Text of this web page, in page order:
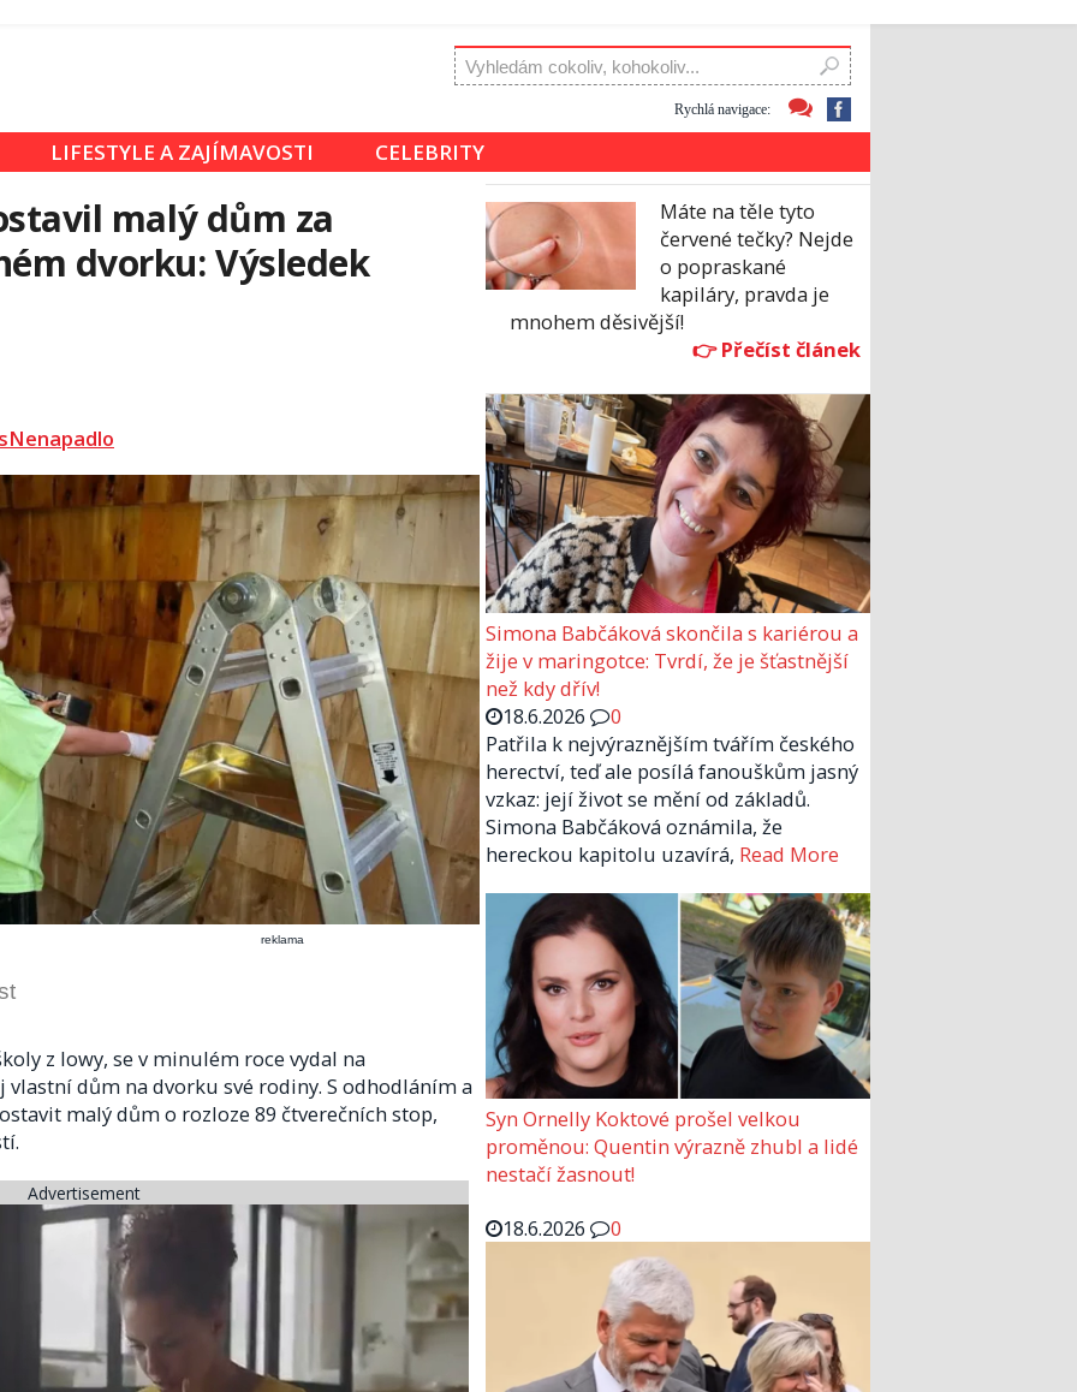
Rychlá navigace:
LIFESTYLE A ZAJÍMAVOSTI CELEBRITY
malý dům za
dvorku: Výsledek
reklama
z Iowy, se v minulém roce vydal na
dům na dvorku své rodiny. S odhodláním a
malý dům o rozloze 89 čtverečních stop,
Advertisement
Máte na těle tyto
červené tečky? Nejde
o popraskané
kapiláry, pravda je
mnohem děsivější!
Simona Babčáková skončila s kariérou a
žije v maringotce: Tvrdí, že je šťastnější
než kdy dřív!
18.6.2026
0
Patřila k nejvýraznějším tvářím českého
herectví, teď ale posílá fanouškům jasný
vzkaz: její život se mění od základů.
Simona Babčáková oznámila, že
hereckou kapitolu uzavírá, Read More
Syn Ornelly Koktové prošel velkou
proměnou: Quentin výrazně zhubl a lidé
nestačí žasnout!
18.6.2026
0